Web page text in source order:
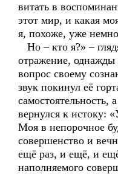
витать в
этот мир, и какая
я, похоже, уже
Но – кто я?» –
отражение, однажды
вопрос своему
звук покинул её
самостоятельность,
вернулся к истоку:
Моя в непорочное
совершенство и
ещё раз, и ещё, и
наполняемого